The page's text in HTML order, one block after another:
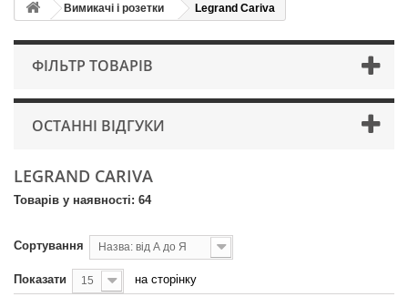
Вимикачі і розетки Legrand Cariva
ФІЛЬТР ТОВАРІВ
ОСТАННІ ВІДГУКИ
LEGRAND CARIVA
Товарів у наявності: 64
Сортування Назва: від А до Я
Показати 15 на сторінку